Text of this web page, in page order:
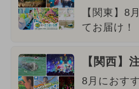
【関東】8
てお届け！
【関西】
8月におす